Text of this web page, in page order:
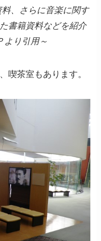
、さらに音楽に関す
書籍資料などを紹介
より引用～
喫茶室もあります。